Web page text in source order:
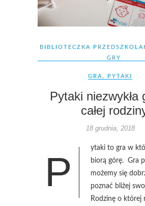
BIBLIOTECZKA
GRY
GRA PYTAKI
Pytaki niezwykła
całej
18 grudnia, 2018
P
ytaki to gra w
biorą górę. Gra
możemy się
poznać bliżej
Rodzinę o której